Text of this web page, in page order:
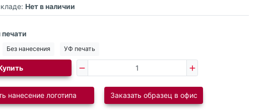
Нет в наличии
печати
Без нанесения УФ печать
нанесение логотипа Заказать образец в офис